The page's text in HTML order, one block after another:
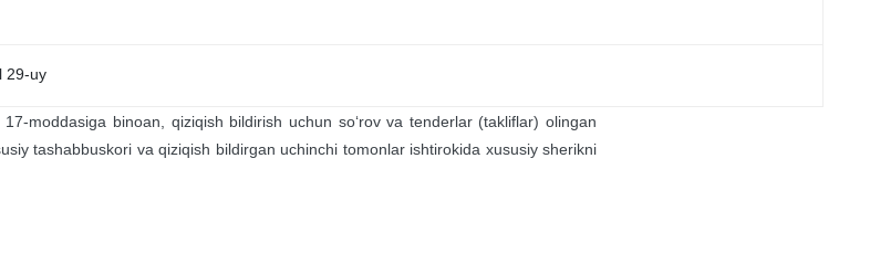
29-uy
17-moddasiga binoan, qiziqish bildirish uchun so‘rov va tenderlar (takliflar) olingan
tashabbuskori va qiziqish bildirgan uchinchi tomonlar ishtirokida xususiy sherikni